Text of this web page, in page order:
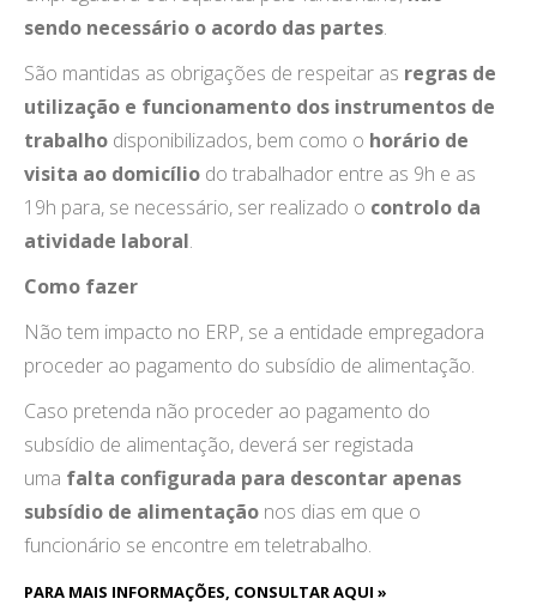
sendo necessário o acordo das partes.
São mantidas as obrigações de respeitar as regras de
utilização e funcionamento dos instrumentos de
trabalho disponibilizados, bem como o horário de
visita ao domicílio do trabalhador entre as 9h e as
19h para, se necessário, ser realizado o controlo da
atividade laboral.
Como fazer
Não tem impacto no ERP, se a entidade empregadora
proceder ao pagamento do subsídio de alimentação.
Caso pretenda não proceder ao pagamento do
subsídio de alimentação, deverá ser registada
uma falta configurada para descontar apenas
subsídio de alimentação nos dias em que o
funcionário se encontre em teletrabalho.
PARA MAIS INFORMAÇÕES, CONSULTAR AQUI »